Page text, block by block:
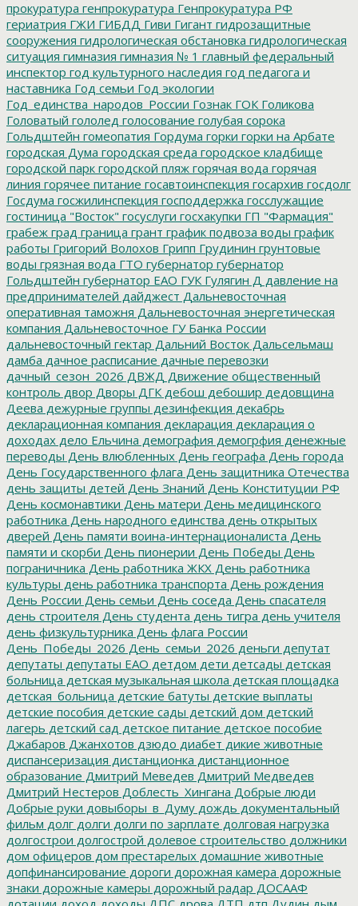
прокуратура генпрокуратура Генпрокуратура РФ
гериатрия ГЖИ ГИБДД Гиви Гигант гидрозащитные
сооружения гидрологическая обстановка гидрологическая
ситуация гимназия гимназия № 1 главный федеральный
инспектор год культурного наследия год педагога и
наставника Год семьи Год экологии
Год_единства_народов_России Гознак ГОК Голикова
Головатый гололед голосование голубая сорока
Гольдштейн гомеопатия Гордума горки горки на Арбате
городская Дума городская среда городское кладбище
городской парк городской пляж горячая вода горячая
линия горячее питание госавтоинспекция госархив госдолг
Госдума госжилинспекция господдержка госслужащие
гостиница "Восток" госуслуги госхакупки ГП "Фармация"
грабеж град граница грант график подвоза воды график
работы Григорий Волохов Грипп Грудинин грунтовые
воды грязная вода ГТО губернатор губернатор
Гольдштейн губернатор ЕАО ГУК Гулягин Д давление на
предпринимателей дайджест Дальневосточная
оперативная таможня Дальневосточная энергетическая
компания Дальневосточное ГУ Банка России
дальневосточный гектар Дальний Восток Дальсельмаш
дамба дачное расписание дачные перевозки
дачный_сезон_2026 ДВЖД Движение общественный
контроль двор Дворы ДГК дебош дебошир дедовщина
Деева дежурные группы дезинфекция декабрь
декларационная компания декларация декларация о
доходах дело Ельчина демография демогрфия денежные
переводы День влюбленных День географа День города
День Государственного флага День защитника Отечества
день защиты детей День Знаний День Конституции РФ
День космонавтики День матери День медицинского
работника День народного единства день открытых
дверей День памяти воина-интернационалиста День
памяти и скорби День пионерии День Победы День
пограничника День работника ЖКХ День работника
культуры день работника транспорта День рождения
День России День семьи День соседа День спасателя
день строителя День студента день тигра день учителя
день физкультурника День флага России
День_Победы_2026 День_семьи_2026 деньги депутат
депутаты депутаты ЕАО детдом дети детсады детская
больница детская музыкальная школа детская площадка
детская_больница детские батуты детские выплаты
детские пособия детские сады детский дом детский
лагерь детский сад детское питание детское пособие
Джабаров Джанхотов дзюдо диабет дикие животные
диспансеризация дистанционка дистанционное
образование Дмитрий Меведев Дмитрий Медведев
Дмитрий Нестеров Доблесть_Хингана Добрые люди
Добрые руки довыборы_в_Думу дождь документальный
фильм долг долги долги по зарплате долговая нагрузка
долгострои долгострой долевое строительство должники
дом офицеров дом престарелых домашние животные
допфинансирование дороги дорожная камера дорожные
знаки дорожные камеры дорожный радар ДОСААФ